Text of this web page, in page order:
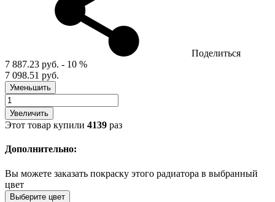
Поделиться
7 887.23 руб. - 10 %
7 098.51 руб.
Уменьшить
Увеличить
Этот товар купили 4139 раз
Дополнительно:
Вы можете заказать покраску этого радиатора в выбранный
цвет
Выберите цвет